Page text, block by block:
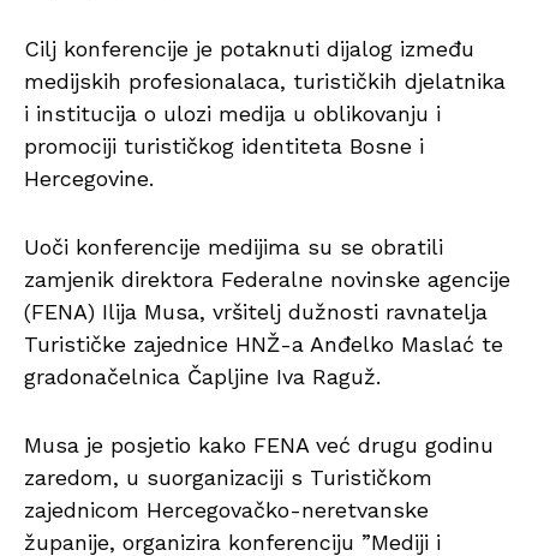
Cilj konferencije je potaknuti dijalog između
medijskih profesionalaca, turističkih djelatnika
i institucija o ulozi medija u oblikovanju i
promociji turističkog identiteta Bosne i
Hercegovine.
Uoči konferencije medijima su se obratili
zamjenik direktora Federalne novinske agencije
(FENA) Ilija Musa, vršitelj dužnosti ravnatelja
Turističke zajednice HNŽ-a Anđelko Maslać te
gradonačelnica Čapljine Iva Raguž.
Musa je posjetio kako FENA već drugu godinu
zaredom, u suorganizaciji s Turističkom
zajednicom Hercegovačko-neretvanske
županije, organizira konferenciju ”Mediji i